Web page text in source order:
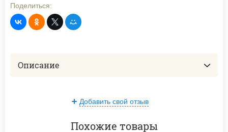
Поделиться:
Описание
Добавить свой отзыв
Похожие товары